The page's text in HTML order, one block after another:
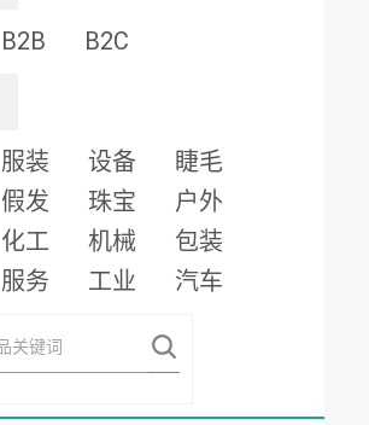
B2B B2C
服装 设备
睫毛
假发 珠宝
户外
化工 机械
包装
服务 工业 汽车